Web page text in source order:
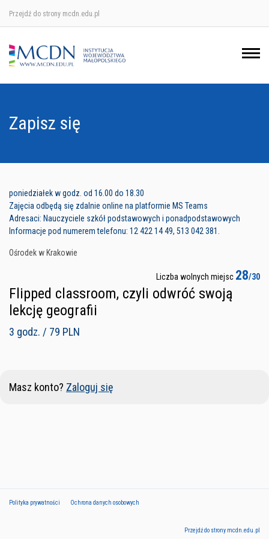
Przejdź do strony mcdn.edu.pl
Zapisz się
poniedziałek w godz. od 16.00 do 18.30
Zajęcia odbędą się zdalnie online na platformie MS Teams
Adresaci: Nauczyciele szkół podstawowych i ponadpodstawowych
Informacje pod numerem telefonu: 12 422 14 49, 513 042 381.
Ośrodek w Krakowie
Liczba wolnych miejsc 28/30
Flipped classroom, czyli odwróć swoją
lekcję geografii
3 godz. / 79 PLN
Masz konto? Zaloguj się
Polityka prywatności Ochrona danych osobowych
Przejdź do strony mcdn.edu.pl
Ośrodek w Krakowie
Ośrodek w Nowym Sączu
Ośrodek w Tarnowie